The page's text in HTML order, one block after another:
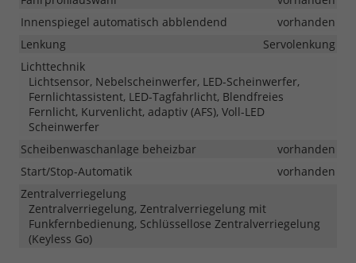
Innenspiegel automatisch abblendend
vorhanden
Lenkung
Servolenkung
Lichttechnik
Lichtsensor, Nebelscheinwerfer, LED-Scheinwerfer,
Fernlichtassistent, LED-Tagfahrlicht, Blendfreies
Fernlicht, Kurvenlicht, adaptiv (AFS), Voll-LED
Scheinwerfer
Scheibenwaschanlage beheizbar
vorhanden
Start/Stop-Automatik
vorhanden
Zentralverriegelung
Zentralverriegelung, Zentralverriegelung mit
Funkfernbedienung, Schlüssellose Zentralverriegelung
(Keyless Go)